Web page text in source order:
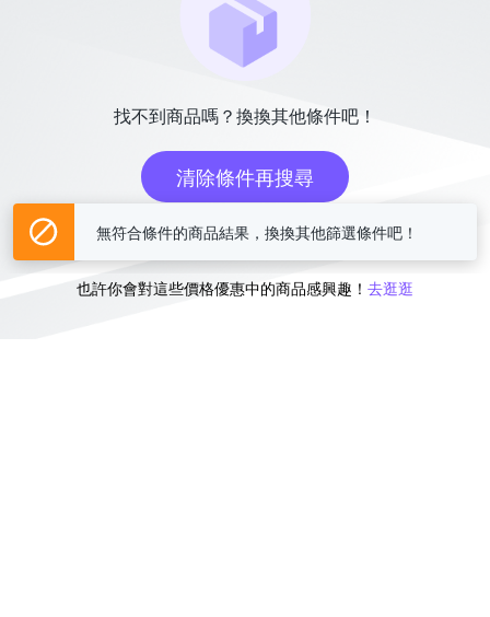
找不到商品嗎？換換其他條件吧！
清除條件再搜尋
或
也許你會對這些價格優惠中的商品感興趣！ 去逛逛
無符合條件的商品結果，換換其他篩選條件吧！